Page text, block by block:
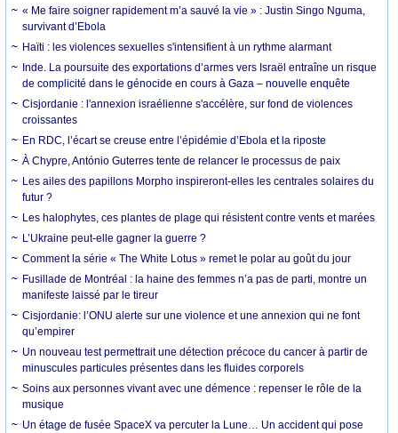
« Me faire soigner rapidement m’a sauvé la vie » : Justin Singo Nguma,
survivant d’Ebola
Haïti : les violences sexuelles s'intensifient à un rythme alarmant
Inde. La poursuite des exportations d’armes vers Israël entraîne un risque
de complicité dans le génocide en cours à Gaza – nouvelle enquête
Cisjordanie : l'annexion israélienne s'accélère, sur fond de violences
croissantes
En RDC, l’écart se creuse entre l’épidémie d’Ebola et la riposte
À Chypre, António Guterres tente de relancer le processus de paix
Les ailes des papillons Morpho inspireront-elles les centrales solaires du
futur ?
Les halophytes, ces plantes de plage qui résistent contre vents et marées
L’Ukraine peut-elle gagner la guerre ?
Comment la série « The White Lotus » remet le polar au goût du jour
Fusillade de Montréal : la haine des femmes n’a pas de parti, montre un
manifeste laissé par le tireur
Cisjordanie: l’ONU alerte sur une violence et une annexion qui ne font
qu’empirer
Un nouveau test permettrait une détection précoce du cancer à partir de
minuscules particules présentes dans les fluides corporels
Soins aux personnes vivant avec une démence : repenser le rôle de la
musique
Un étage de fusée SpaceX va percuter la Lune… Un accident qui pose